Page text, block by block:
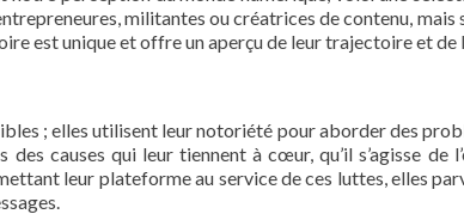
militantes ou créatrices de contenu,
est unique et offre un aperçu de leur trajectoire et de
; elles utilisent leur notoriété pour aborder des
des causes qui leur tiennent à cœur, qu’il s’agisse de
leur plateforme au service de ces luttes, elles